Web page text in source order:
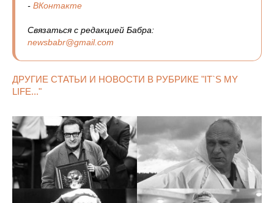
- ВКонтакте
Связаться с редакцией Бабра:
newsbabr@gmail.com
ДРУГИЕ СТАТЬИ И НОВОСТИ В РУБРИКЕ "IT`S MY
LIFE..."